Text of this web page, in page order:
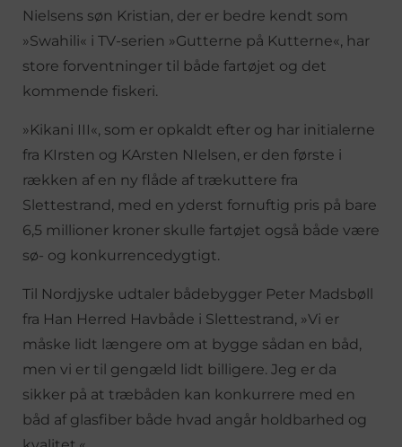
Nielsens søn Kristian, der er bedre kendt som
»Swahili« i TV-serien »Gutterne på Kutterne«, har
store forventninger til både fartøjet og det
kommende fiskeri.
»Kikani III«, som er opkaldt efter og har initialerne
fra KIrsten og KArsten NIelsen, er den første i
rækken af en ny flåde af trækuttere fra
Slettestrand, med en yderst fornuftig pris på bare
6,5 millioner kroner skulle fartøjet også både være
sø- og konkurrencedygtigt.
Til Nordjyske udtaler bådebygger Peter Madsbøll
fra Han Herred Havbåde i Slettestrand, »Vi er
måske lidt længere om at bygge sådan en båd,
men vi er til gengæld lidt billigere. Jeg er da
sikker på at træbåden kan konkurrere med en
båd af glasfiber både hvad angår holdbarhed og